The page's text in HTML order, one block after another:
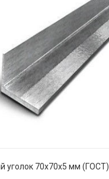
уголок 70х70х5 мм (ГОСТ)